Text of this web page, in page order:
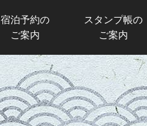
宿泊予約の
ご案内
スタンプ帳の
ご案内